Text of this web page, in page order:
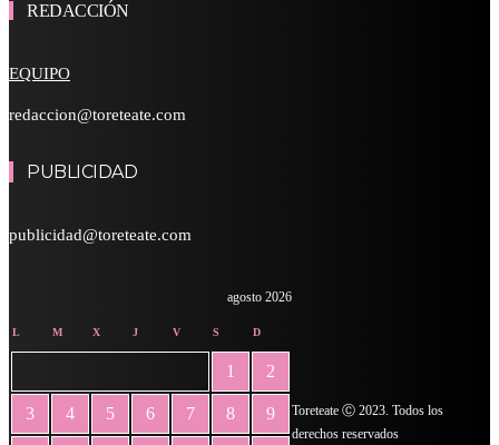
REDACCIÓN
EQUIPO
redaccion@toreteate.com
PUBLICIDAD
publicidad@toreteate.com
agosto 2026
L M X J V S D
1 2
3 4 5 6 7 8 9
Toreteate Ⓒ 2023. Todos los
derechos reservados